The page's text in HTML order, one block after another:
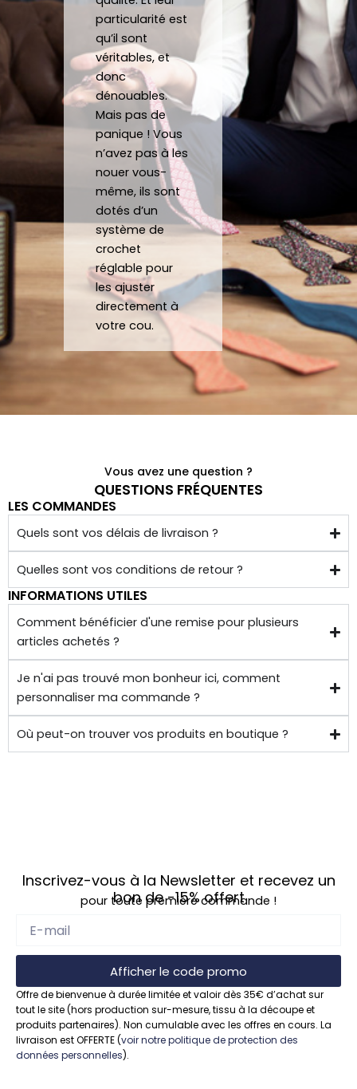
avoir
porté
la
crava
te 12
heure
s
man
item
atten
C’est
un
plaisir
de
pouv
porte
r des
ds
papill
ssoir
es de
qualit
é
nnés
à
ues
kilom
noeu
gratu
item
ent
un
Je
reco
mma
nde
forte
ment
beau
particularité est
qu’il sont
véritables, et
donc
dénouables.
Mais pas de
panique ! Vous
n’avez pas à les
nouer vous-
même, ils sont
dotés d’un
système de
crochet
réglable pour
les ajuster
directement à
votre cou.
Vous avez une question ?
QUESTIONS FRÉQUENTES
LES COMMANDES
Quels sont vos délais de livraison ?
Quelles sont vos conditions de retour ?
INFORMATIONS UTILES
Comment bénéficier d'une remise pour plusieurs
articles achetés ?
Je n'ai pas trouvé mon bonheur ici, comment
personnaliser ma commande ?
Où peut-on trouver vos produits en boutique ?
Inscrivez-vous à la Newsletter et recevez un
bon de -15% offert
pour toute première commande !
Afficher le code promo
Offre de bienvenue à durée limitée et valoir dès 35€ d’achat sur
tout le site (hors production sur-mesure, tissu à la découpe et
produits partenaires). Non cumulable avec les offres en cours. La
livraison est OFFERTE (voir notre politique de protection des
données personnelles).